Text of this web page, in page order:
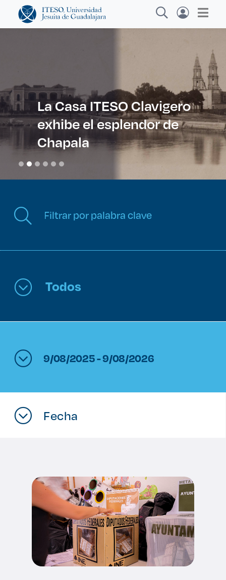
Explora sitios web, programas académicos,
actividades y noticias
Diplomados y Cu
Enlaces de interés
Becas
Derecho
Lo más buscado
Prepa ITESO
Sustentabilidad
La Casa ITESO Clavigero
exhibe el esplendor de
Chapala
Todos
9/08/2025 - 9/08/2026
Fecha